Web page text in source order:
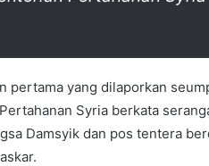
pertama yang dilaporkan
Syria berkata
Damsyik dan pos tentera